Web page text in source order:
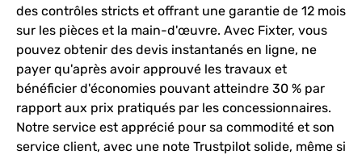
des contrôles stricts et offrant une garantie de 12 mois
sur les pièces et la main-d'œuvre. Avec Fixter, vous
pouvez obtenir des devis instantanés en ligne, ne
payer qu'après avoir approuvé les travaux et
bénéficier d'économies pouvant atteindre 30 % par
rapport aux prix pratiqués par les concessionnaires.
Notre service est apprécié pour sa commodité et son
service client, avec une note Trustpilot solide, même si